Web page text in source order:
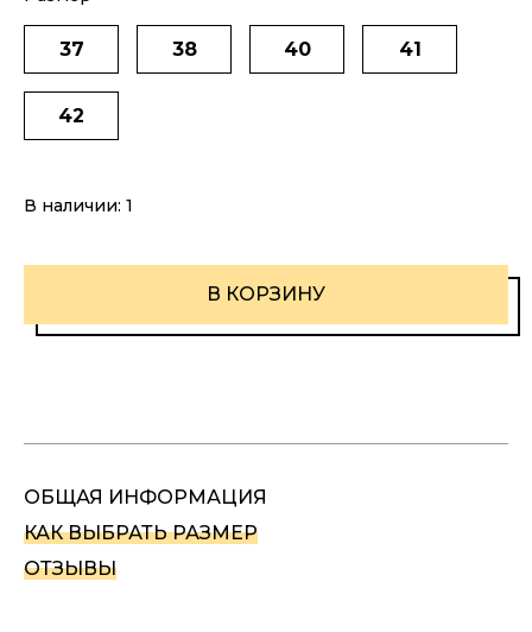
37 38 40 41
42
В наличии: 1
В КОРЗИНУ
ОБЩАЯ ИНФОРМАЦИЯ
КАК ВЫБРАТЬ РАЗМЕР
ОТЗЫВЫ